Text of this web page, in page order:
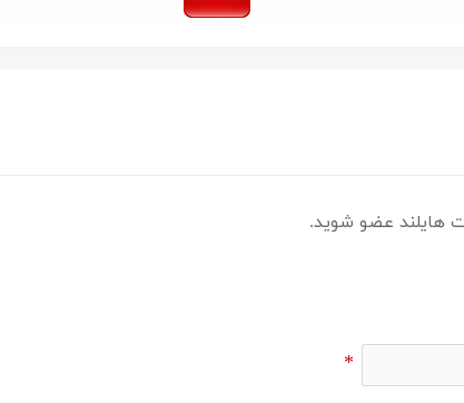
هایلند عضو شوید.
*